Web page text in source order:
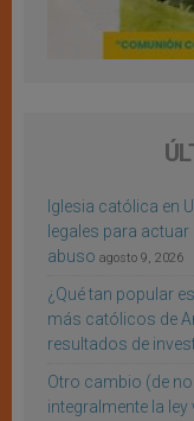
Iglesia católica en
legales para
abuso agosto 9, 2026
¿Qué tan popular
más católicos de
resultados de
Otro cambio (de
integralmente la